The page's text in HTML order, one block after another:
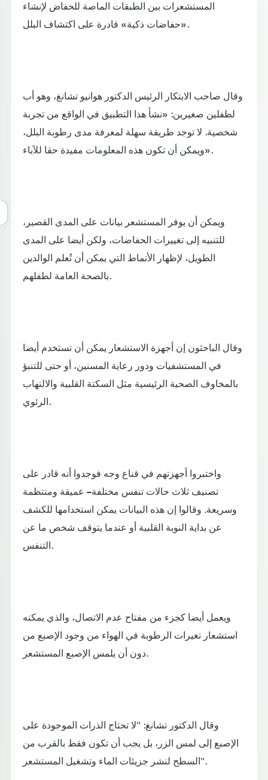
المستشعرات بين الطبقات الماصة للحفاض لإنشاء
«حفاضات ذكية» قادرة على اكتشاف البلل.
وقال صاحب الابتكار الرئيس الدكتور هوانيو تشانغ، وهو أب
لطفلين صغيرين: «نشأ هذا التطبيق في الواقع من تجربة
شخصية. لا توجد طريقة سهلة لمعرفة مدى رطوبة البلل،
ويمكن أن تكون هذه المعلومات مفيدة حقا للآباء».
ويمكن أن يوفر المستشعر بيانات على المدى القصير،
للتنبيه إلى تغييرات الحفاضات، ولكن أيضا على المدى
الطويل، لإظهار الأنماط التي يمكن أن تُعلم الوالدين
بالصحة العامة لطفلهم.
وقال الباحثون إن أجهزة الاستشعار يمكن أن تستخدم أيضا
في المستشفيات ودور رعاية المسنين، أو حتى للتنبؤ
بالمخاوف الصحية الرئيسية مثل السكتة القلبية والالتهاب
الرئوي.
واختبروا أجهزتهم في قناع وجه فوجدوا أنه قادر على
تصنيف ثلاث حالات تنفس مختلفة – عميقة ومنتظمة
وسريعة. وقالوا إن هذه البيانات يمكن استخدامها للكشف
عن بداية النوبة القلبية أو عندما يتوقف شخص ما عن
التنفس.
ويعمل أيضا كجزء من مفتاح عدم الاتصال، والذي يمكنه
استشعار تغيرات الرطوبة في الهواء من وجود الإصبع من
دون أن يلمس الإصبع المستشعر.
وقال الدكتور تشانغ: "لا تحتاج الذرات الموجودة على
الإصبع إلى لمس الزر، بل يجب أن تكون فقط بالقرب من
السطح لنشر جزيئات الماء وتشغيل المستشعر".